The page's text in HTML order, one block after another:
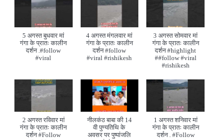
5 अगस्त बुधवार मां
गंगा के प्रातः कालीन
दर्शन .#follow
#viral
4 अगस्त मंगलवार मां
गंगा के प्रातः कालीन
दर्शन #follow
#viral #rishikesh
3 अगस्त सोमवार मां
गंगा के प्रातः कालीन
दर्शन #highlight
##follow #viral
#rishikesh
2 अगस्त रविवार मां
गंगा के प्रातः कालीन
दर्शन #Follow
नीलकंठ बाबा की 14
वी पुण्यतिथि के
अवसर पर पुष्पांजलि
1 अगस्त शनिवार मां
गंगा के प्रातः कालीन
दर्शन . #Follow